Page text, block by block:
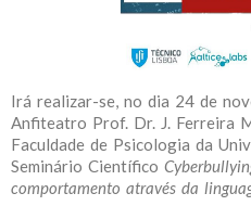
Irá realizar-se, no dia 24 de
Anfiteatro Prof. Dr. J. Ferreira
Faculdade de Psicologia da
Seminário Científico
comportamento através da